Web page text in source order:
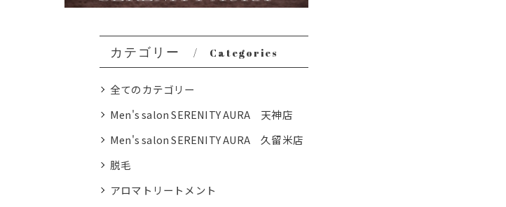
カテゴリー Categories
全てのカテゴリー
Men's salon SERENITY AURA 天神店
Men's salon SERENITY AURA 久留米店
脱毛
アロマトリートメント